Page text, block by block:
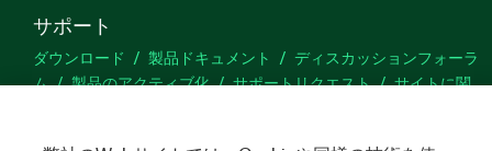
サポート
ダウンロード 製品ドキュメント
ディスカッションフォーラ
ム
製品のアクティブ化 サポートリクエスト
サイトに関